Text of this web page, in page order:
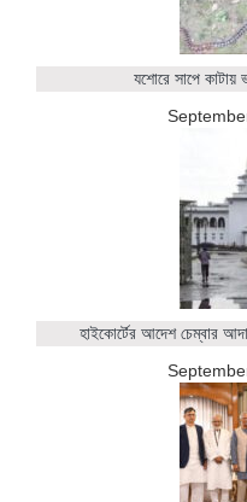
যশোরে সাপে কাটায়
হাইকোর্টের আদেশ চেম্বার